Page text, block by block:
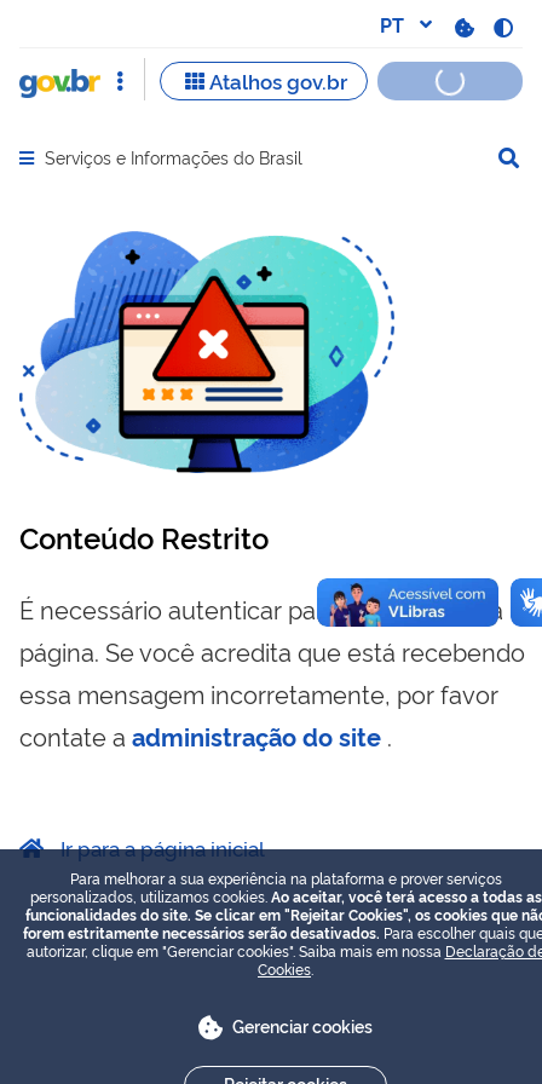
Abrir menu principal de navegação
Serviços e Informações do Brasil
Conteúdo Restrito
É necessário autenticar para visualizar essa
página. Se você acredita que está recebendo
essa mensagem incorretamente, por favor
contate a administração do site .
Ir para a página inicial
Para melhorar a sua experiência na plataforma e prover serviços
personalizados, utilizamos cookies. Ao aceitar, você terá acesso a todas as
funcionalidades do site. Se clicar em "Rejeitar Cookies", os cookies que
forem estritamente necessários serão desativados. Para escolher quais
autorizar, clique em "Gerenciar cookies". Saiba mais em nossa Declaração
Cookies
Gerenciar cookies